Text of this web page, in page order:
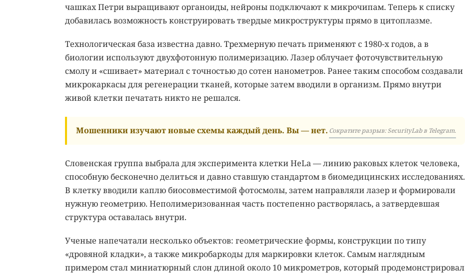
чашках Петри выращивают органоиды, нейроны подключают к микрочипам. Теперь к списку
добавилась возможность конструировать твердые микроструктуры прямо в цитоплазме.
Технологическая база известна давно. Трехмерную печать применяют с 1980-х годов, а в
биологии используют двухфотонную полимеризацию. Лазер облучает фоточувствительную
смолу и «сшивает» материал с точностью до сотен нанометров. Ранее таким способом создавали
микрокаркасы для регенерации тканей, которые затем вводили в организм. Прямо внутри
живой клетки печатать никто не решался.
Мошенники изучают новые схемы каждый день. Вы — нет. Сократите разрыв: SecurityLab в Telegram.
Словенская группа выбрала для эксперимента клетки HeLa — линию раковых клеток человека,
способную бесконечно делиться и давно ставшую стандартом в биомедицинских исследованиях.
В клетку вводили каплю биосовместимой фотосмолы, затем направляли лазер и формировали
нужную геометрию. Неполимеризованная часть постепенно растворялась, а затвердевшая
структура оставалась внутри.
Ученые напечатали несколько объектов: геометрические формы, конструкции по типу
«дровяной кладки», а также микробаркоды для маркировки клеток. Самым наглядным
примером стал миниатюрный слон длиной около 10 микрометров, который продемонстрировал